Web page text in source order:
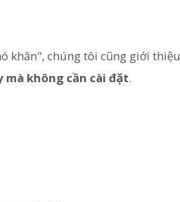
khăn", chúng tôi cũng giới thiệu
không cần cài đặt.